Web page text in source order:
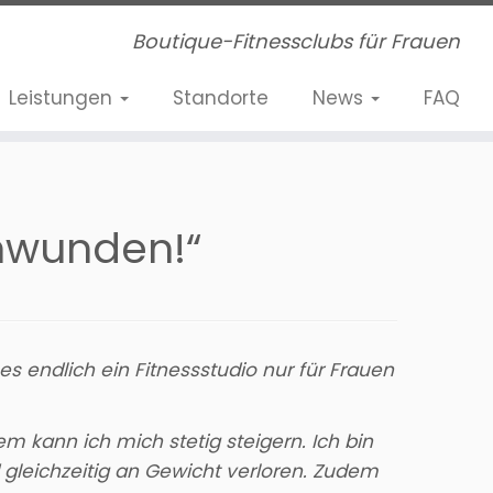
Boutique-Fitnessclubs für Frauen
Leistungen Standorte News FAQ
endlich ein Fitnessstudio nur für Frauen
kann ich mich stetig steigern. Ich bin
an Gewicht verloren. Zudem